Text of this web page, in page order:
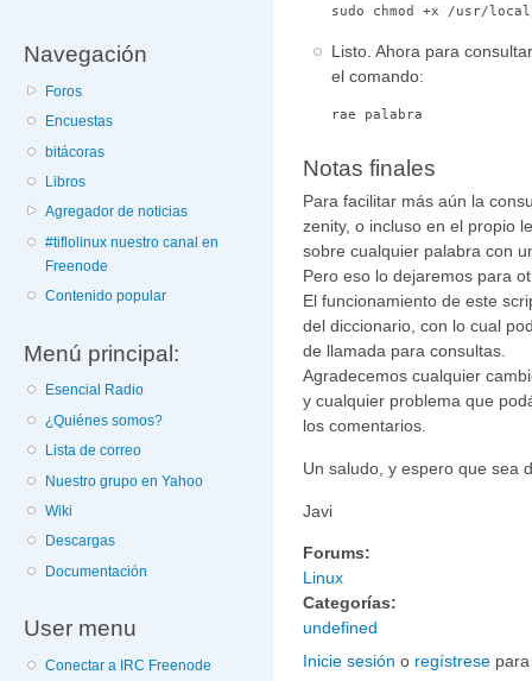
Navegación
Foros
Encuestas
bitácoras
Libros
Agregador de noticias
#tiflolinux nuestro canal en
Freenode
Contenido popular
Menú principal:
Esencial Radio
¿Quiénes somos?
Lista de correo
Nuestro grupo en Yahoo
Wiki
Descargas
Documentación
User menu
Conectar a IRC Freenode
sudo chmod +x /usr/
Listo. Ahora para
el comando:
rae palabra
Notas finales
Para facilitar más aún la
zenity, o incluso en el propio
sobre cualquier palabra con
Pero eso lo dejaremos para
El funcionamiento de este
del diccionario, con lo cual
de llamada para consultas.
Agradecemos cualquier
y cualquier problema que
los comentarios.
Un saludo, y espero que sea
Javi
Forums:
Linux
Categorías:
undefined
Inicie sesión o regístrese